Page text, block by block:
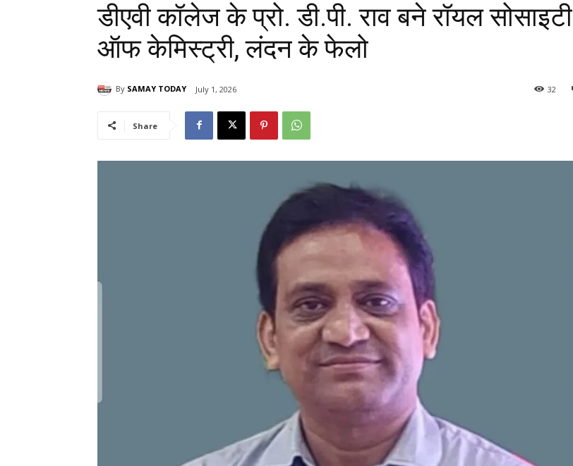
डीएवी कॉलेज के प्रो. डी.पी. राव बने रॉयल सोसाइटी
ऑफ केमिस्ट्री, लंदन के फेलो
By SAMAY TODAY July 1, 2026 32
Share